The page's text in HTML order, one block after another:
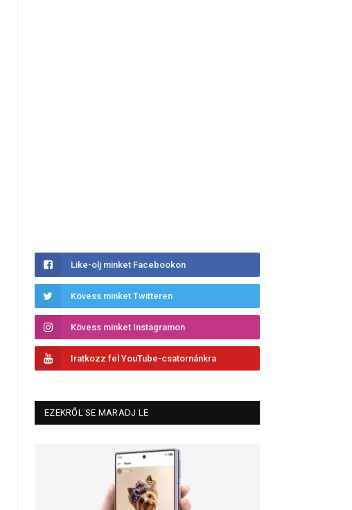
Like-olj minket Facebookon
Kövess minket Twitteren
Kövess minket Instagramon
Iratkozz fel YouTube-csatornánkra
EZEKRŐL SE MARADJ LE